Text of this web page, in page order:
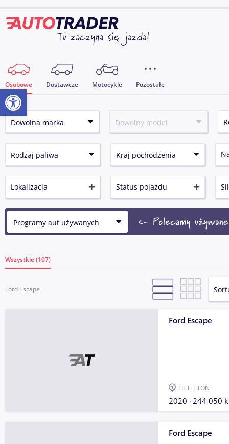
Osobowe Dostawcze Motocykle Pozostałe
Lokalizacja Status pojazdu
Wszystkie (107)
Ford Escape
Ford Escape
LITTLETON
2020 244 050
Ford Escape
Otwórz pasek narzędzi